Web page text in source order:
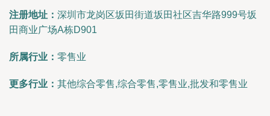
注册地址： 深圳市龙岗区坂田街道坂田社区吉华路999号坂
田商业广场A栋D901
所属行业： 零售业
更多行业： 其他综合零售,综合零售,零售业,批发和零售业